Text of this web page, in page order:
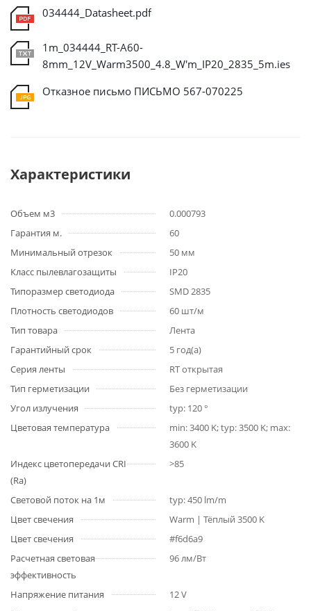
034444_Datasheet.pdf
1m_034444_RT-A60-
8mm_12V_Warm3500_4.8_W'm_IP20_2835_5m.ies
Отказное письмо ПИСЬМО 567-070225
Характеристики
Объем м3
0.000793
Гарантия м.
60
Минимальный отрезок
50 мм
Класс пылевлагозащиты
IP20
Типоразмер светодиода
SMD 2835
Плотность светодиодов
60 шт/м
Тип товара
Лента
Гарантийный срок
5 год(а)
Серия ленты
RT открытая
Тип герметизации
Без герметизации
Угол излучения
typ: 120 °
Цветовая температура
min: 3400 K; typ: 3500 K; max:
3600 K
Индекс цветопередачи CRI
(Ra)
>85
Световой поток на 1м
typ: 450 lm/m
Цвет свечения
Warm | Тёплый 3500 K
Цвет свечения
#f6d6a9
Расчетная световая
эффективность
96 лм/Вт
Напряжение питания
12 V